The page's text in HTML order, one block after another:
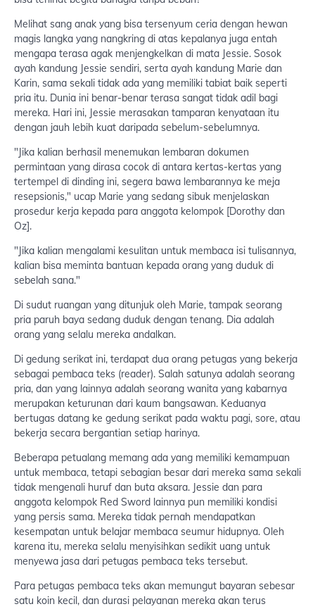
Melihat sang anak yang bisa tersenyum ceria dengan hewan
magis langka yang nangkring di atas kepalanya juga entah
mengapa terasa agak menjengkelkan di mata Jessie. Sosok
ayah kandung Jessie sendiri, serta ayah kandung Marie dan
Karin, sama sekali tidak ada yang memiliki tabiat baik seperti
pria itu. Dunia ini benar-benar terasa sangat tidak adil bagi
mereka. Hari ini, Jessie merasakan tamparan kenyataan itu
dengan jauh lebih kuat daripada sebelum-sebelumnya.
"Jika kalian berhasil menemukan lembaran dokumen
permintaan yang dirasa cocok di antara kertas-kertas yang
tertempel di dinding ini, segera bawa lembarannya ke meja
resepsionis," ucap Marie yang sedang sibuk menjelaskan
prosedur kerja kepada para anggota kelompok [Dorothy dan
Oz].
"Jika kalian mengalami kesulitan untuk membaca isi tulisannya,
kalian bisa meminta bantuan kepada orang yang duduk di
sebelah sana."
Di sudut ruangan yang ditunjuk oleh Marie, tampak seorang
pria paruh baya sedang duduk dengan tenang. Dia adalah
orang yang selalu mereka andalkan.
Di gedung serikat ini, terdapat dua orang petugas yang bekerja
sebagai pembaca teks (reader). Salah satunya adalah seorang
pria, dan yang lainnya adalah seorang wanita yang kabarnya
merupakan keturunan dari kaum bangsawan. Keduanya
bertugas datang ke gedung serikat pada waktu pagi, sore, atau
bekerja secara bergantian setiap harinya.
Beberapa petualang memang ada yang memiliki kemampuan
untuk membaca, tetapi sebagian besar dari mereka sama sekali
tidak mengenali huruf dan buta aksara. Jessie dan para
anggota kelompok Red Sword lainnya pun memiliki kondisi
yang persis sama. Mereka tidak pernah mendapatkan
kesempatan untuk belajar membaca seumur hidupnya. Oleh
karena itu, mereka selalu menyisihkan sedikit uang untuk
menyewa jasa dari petugas pembaca teks tersebut.
Para petugas pembaca teks akan memungut bayaran sebesar
satu koin kecil, dan durasi pelayanan mereka akan terus